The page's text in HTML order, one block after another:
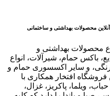
آنلاین محصولات بهداشتی و ساختمانی
محصولات بهداشتی و
باکس حمام، شیرآلات، انواع
و سایر اکسسوری حمام و
افتخار همکاری با
ویلما، پاکریز، غزال،